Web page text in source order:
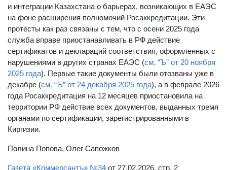
и интеграции Казахстана о барьерах, возникающих в ЕАЭС
на фоне расширения полномочий Росаккредитации. Эти
протесты как раз связаны с тем, что с осени 2025 года
служба вправе приостанавливать в РФ действие
сертификатов и деклараций соответствия, оформленных с
нарушениями в других странах ЕАЭС (см. “Ъ” от 20 ноября
2025 года). Первые такие документы были отозваны уже в
декабре (см. “Ъ” от 24 декабря 2025 года), а в феврале 2026
года Росаккредитация на 12 месяцев приостановила на
территории РФ действие всех документов, выданных тремя
органами по сертификации, зарегистрированными в
Киргизии.
Полина Попова, Олег Сапожков
Газета «Коммерсантъ» №34 от 27.02.2026, стр. 2